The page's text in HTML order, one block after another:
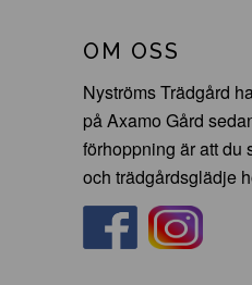
OM OSS
Nyströms Trädgård
på Axamo Gård
förhoppning är att du
och trädgårdsglädje